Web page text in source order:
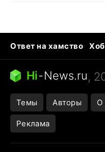
Ответ на хамство
Бензин 100 и 95
Следующая пандемия
Hi-News.ru,
Темы Авторы О
Реклама